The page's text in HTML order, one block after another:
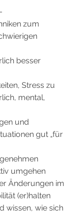
zum
besser
Stress zu
mental,
und
gut „für
umgehen
Änderungen im
(er)halten
wissen, wie sich